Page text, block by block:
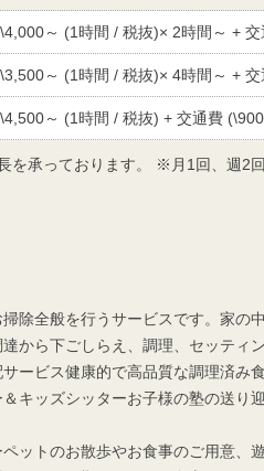
\4,000～ (1時間 / 税抜)× 2時間～ +
\3,500～ (1時間 / 税抜)× 4時間～ +
\4,500～ (1時間 / 税抜) + 交通費
を承っております。 ※月1回、週2
掃除全般を行うサービスです。家の
から下ごしらえ、調理、セッティ
健康的で高品質な調理済み
お子様の塾の送り
ペットのお散歩やお食事のご用意、